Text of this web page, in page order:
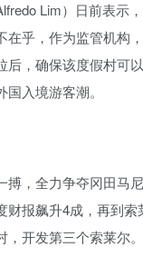
Lim）日前表示
在乎，作为监管机构
后，确保该度假村可
入境游客潮。
搏，全力争夺冈田马
财报飙升4成，再到
开发第三个索莱尔。